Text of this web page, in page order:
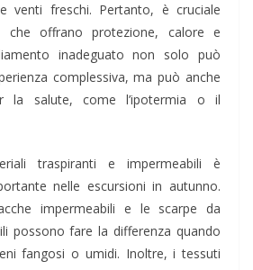
venti freschi. Pertanto, è cruciale
che offrano protezione, calore e
inadeguato non solo può
complessiva, ma può anche
la salute, come l’ipotermia o il
traspiranti e impermeabili è
nelle escursioni in autunno.
impermeabili e le scarpe da
possono fare la differenza quando
fangosi o umidi. Inoltre, i tessuti